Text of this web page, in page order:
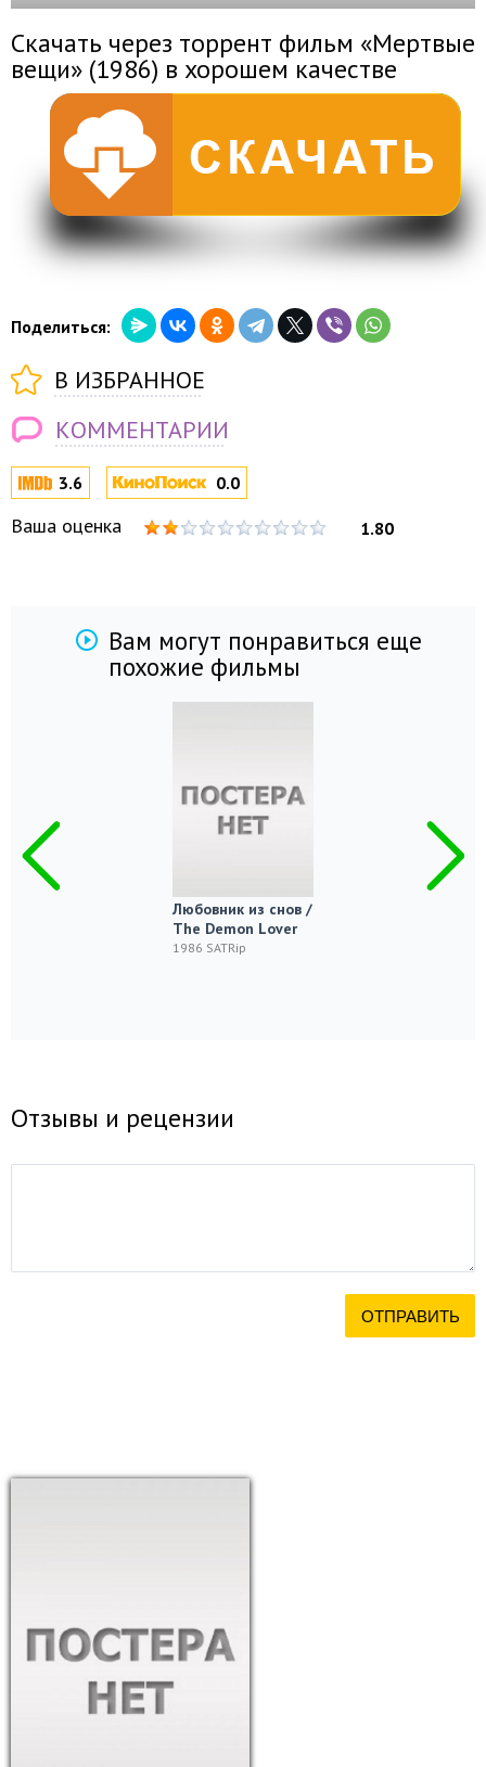
3.6 0.0
Ваша оценка 1.80
Скачать через торрент фильм «Мертвые
вещи» (1986) в хорошем качестве
Поделиться:
В ИЗБРАННОЕ
КОММЕНТАРИИ
Вам могут понравиться еще
похожие фильмы
Любовник из снов /
The Demon Lover
1986 SATRip
Отзывы и рецензии